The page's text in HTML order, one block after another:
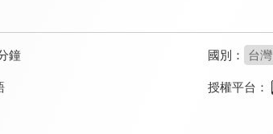
鐘 國別： 台灣
授權平台：